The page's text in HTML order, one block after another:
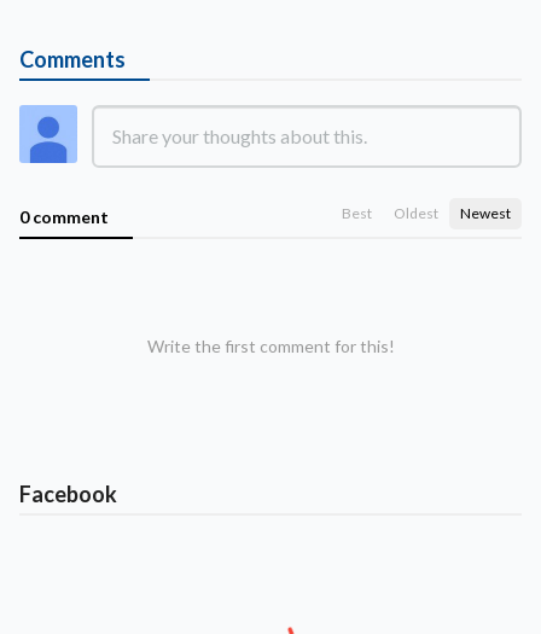
Comments
0 comment Best Oldest Newest
Write the first comment for this!
Facebook